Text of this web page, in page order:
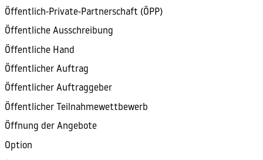
Öffentlich-Private-Partnerschaft (ÖPP)
Öffentliche Ausschreibung
Öffentliche Hand
Öffentlicher Auftrag
Öffentlicher Auftraggeber
Öffentlicher Teilnahmewettbewerb
Öffnung der Angebote
Option